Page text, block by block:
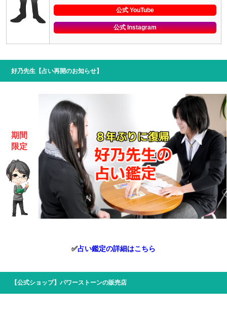
公式 YouTube
公式 Instagram
好乃先生【占い再開のお知らせ】
期間
限定
✅占い鑑定の詳細はこちら
【公式ショップ】パワーストーンの販売店